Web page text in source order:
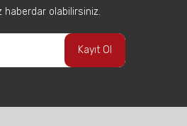
haberdar olabilirsiniz.
Kayıt Ol